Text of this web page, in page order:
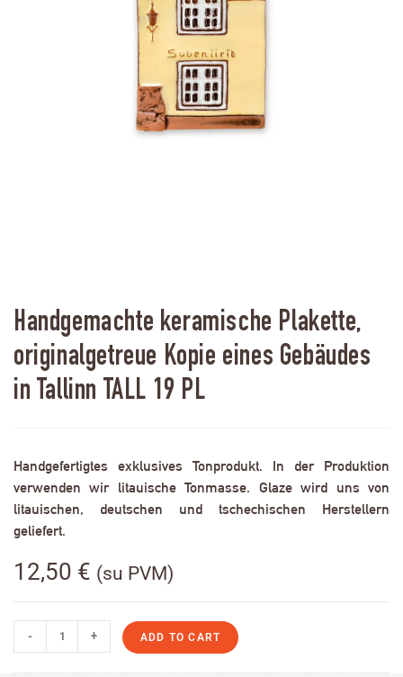
Handgemachte keramische Plakette,
originalgetreue Kopie eines Gebäudes
in Tallinn TALL 19 PL
Handgefertigtes exklusives Tonprodukt. In der Produktion
verwenden wir litauische Tonmasse. Glaze wird uns von
litauischen, deutschen und tschechischen Herstellern
geliefert.
12,50 € (su PVM)
- + ADD TO CART